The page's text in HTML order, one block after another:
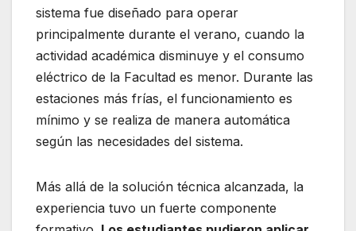
sistema fue diseñado para operar
principalmente durante el verano, cuando la
actividad académica disminuye y el consumo
eléctrico de la Facultad es menor. Durante las
estaciones más frías, el funcionamiento es
mínimo y se realiza de manera automática
según las necesidades del sistema.
Más allá de la solución técnica alcanzada, la
experiencia tuvo un fuerte componente